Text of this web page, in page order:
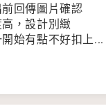
回傳圖片確認
，設計別緻
始有點不好扣上...